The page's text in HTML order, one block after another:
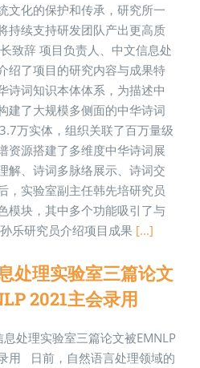
文化的保护和传承，研究所一
持续支持研发团队产出更高质
致辞 项目负责人、中文信息处
绍了项目的研究内容与成果特
诗词知识本体体系，为描述中
建了大规模多侧面的中华诗词
万实体，组织关联了百万量级
资源搭建了多维度中华诗词展
解、诗词多脉络展示、诗词交
，实验室副主任韩先培研究员
模块，其中多个功能吸引了与
乐研究员介绍项目成果 [...]
处理实验室三篇论文
2021主会录用
息处理实验室三篇论文被EMNLP
用 日前，自然语言处理领域的